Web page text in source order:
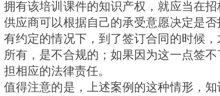
拥有该培训课件的知识产权，就应当在
供应商可以根据自己的承受意愿决定是
有约定的情况下，到了签订合同的时候
所有，是不合规的；如果因为这一点签
担相应的法律责任。
值得注意的是，上述案例的这种情形，